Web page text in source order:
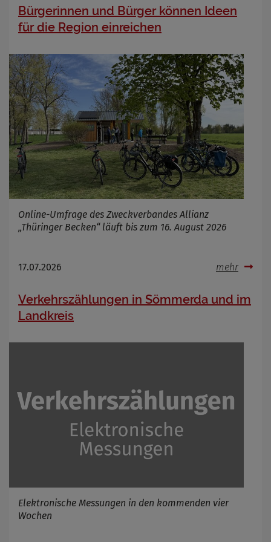
Bürgerinnen und Bürger können Ideen
für die Region einreichen
Online-Umfrage des Zweckverbandes Allianz
„Thüringer Becken“ läuft bis zum 16. August 2026
17.07.2026 mehr
Verkehrszählungen in Sömmerda und im
Landkreis
Elektronische Messungen in den kommenden vier
Wochen
Name
Cookies die bei der Verwendung von
OpenWeatherAPI gesetzt werden
Anbieter
Cookie Name
Cookie Laufzeit
Infos schließen